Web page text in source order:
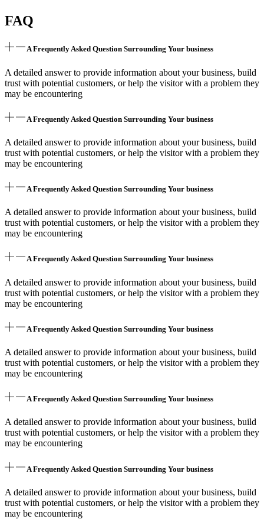
FAQ
A Frequently Asked Question Surrounding Your business
A detailed answer to provide information about your business, build
trust with potential customers, or help the visitor with a problem they
may be encountering
A Frequently Asked Question Surrounding Your business
A detailed answer to provide information about your business, build
trust with potential customers, or help the visitor with a problem they
may be encountering
A Frequently Asked Question Surrounding Your business
A detailed answer to provide information about your business, build
trust with potential customers, or help the visitor with a problem they
may be encountering
A Frequently Asked Question Surrounding Your business
A detailed answer to provide information about your business, build
trust with potential customers, or help the visitor with a problem they
may be encountering
A Frequently Asked Question Surrounding Your business
A detailed answer to provide information about your business, build
trust with potential customers, or help the visitor with a problem they
may be encountering
A Frequently Asked Question Surrounding Your business
A detailed answer to provide information about your business, build
trust with potential customers, or help the visitor with a problem they
may be encountering
A Frequently Asked Question Surrounding Your business
A detailed answer to provide information about your business, build
trust with potential customers, or help the visitor with a problem they
may be encountering